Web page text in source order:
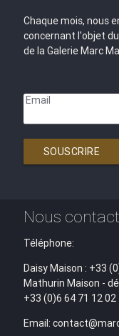
Chaque mois, nous
concernant l'objet
de la Galerie Marc
Email
SOUSCRIRE
Nous
Téléphone:
Daisy Maison : +33
Mathurin Maison -
+33 (0)6 64 71 12 02
Email: